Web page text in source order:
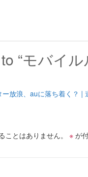
“モバイ
ー放浪、auに落ち着く？ |
ことはありません。
※ が